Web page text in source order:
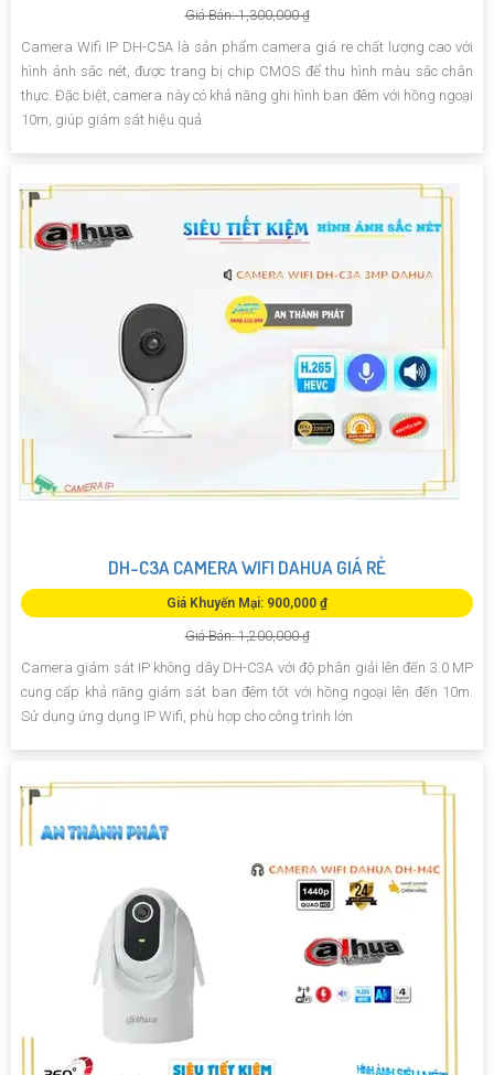
Giá Bán: 1,300,000 ₫
Camera Wifi IP DH-C5A là sản phẩm camera giá re chất lượng cao với
hình ảnh sắc nét, được trang bị chip CMOS để thu hình màu sắc chân
thực. Đặc biệt, camera này có khả năng ghi hình ban đêm với hồng ngoại
10m, giúp giám sát hiệu quả
DH-C3A CAMERA WIFI DAHUA GIÁ RẺ
Giá Khuyến Mại: 900,000 ₫
Giá Bán: 1,200,000 ₫
Camera giám sát IP không dây DH-C3A với độ phân giải lên đến 3.0 MP
cung cấp khả năng giám sát ban đêm tốt với hồng ngoại lên đến 10m.
Sử dụng ứng dụng IP Wifi, phù hợp cho công trình lớn